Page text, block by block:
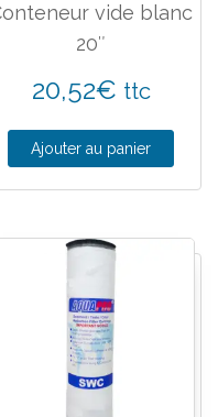
vide blanc
20″
20,52€ ttc
Ajouter au panier